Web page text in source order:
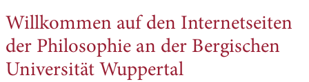
Willkommen auf den Internetseiten
der Philosophie an der Bergischen
Universität Wuppertal